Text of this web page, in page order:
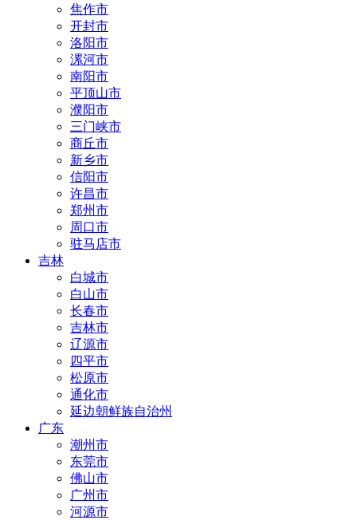
焦作市
开封市
洛阳市
漯河市
南阳市
平顶山市
濮阳市
三门峡市
商丘市
新乡市
信阳市
许昌市
郑州市
周口市
驻马店市
吉林
白城市
白山市
长春市
吉林市
辽源市
四平市
松原市
通化市
延边朝鲜族自治州
广东
潮州市
东莞市
佛山市
广州市
河源市